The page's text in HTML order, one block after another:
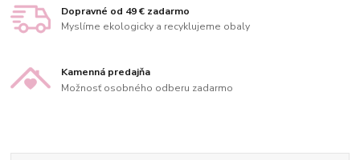
Dopravné od 49 € zadarmo
Myslíme ekologicky a recyklujeme obaly
Kamenná predajňa
Možnosť osobného odberu zadarmo